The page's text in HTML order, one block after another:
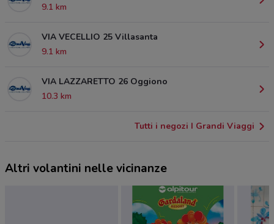
9.1 km
VIA VECELLIO 25 Villasanta
9.1 km
VIA LAZZARETTO 26 Oggiono
10.3 km
Tutti i negozi I Grandi Viaggi
Altri volantini nelle vicinanze